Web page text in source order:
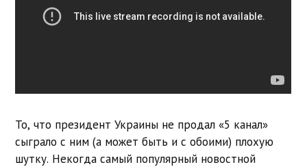
То, что президент Украины не продал «5 канал»
сыграло с ним (а может быть и с обоими) плохую
шутку. Некогда самый популярный новостной